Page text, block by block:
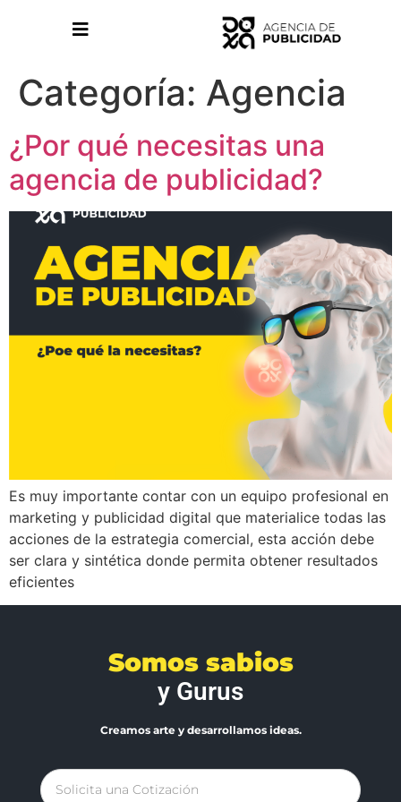
Categoría: Agencia
¿Por qué necesitas una
agencia de publicidad?
Es muy importante contar con un equipo profesional en
marketing y publicidad digital que materialice todas las
acciones de la estrategia comercial, esta acción debe
ser clara y sintética donde permita obtener resultados
eficientes
Somos sabios
y Gurus
Creamos arte y desarrollamos ideas.